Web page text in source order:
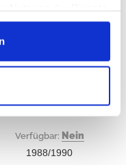
Verfügbar: Nein
1988/1990